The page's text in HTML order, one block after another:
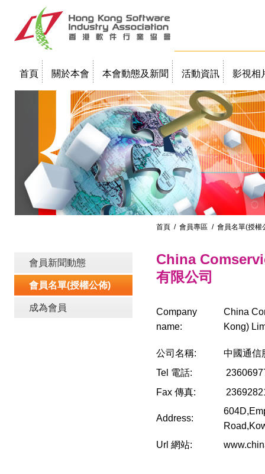
首頁 關於本會 本會動態及新聞 活動資訊 影視相
教學簡報
首頁 / 會員專區 / 會員名單(授權
會員新聞動態
會員名單(授權公佈)
成為會員
China
有限公司
Company
name:
China
Kong)
公司名稱:
中國通信
Tel 電話:
Fax 傳真:
Address:
Url 網站: